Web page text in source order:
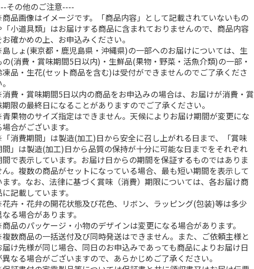
その他のご注意----
品画像はイメージです。「商品内容」として記載されていないもの
「小道具類」はお届けする商品に含まれておりませんので、商品内容
お確かめの上、お申込みください。
しょ(東京都・鹿児島県・沖縄県)の一部へのお届けについては、生
の(消費・賞味期間5日以内)・生鮮品(果物・野菜・活魚介類)の一部・
凍品・生花(セット商品を含む)は受付ができませんのでご了承くださ
費・賞味期間5日以内の商品をお申込みの場合は、お届けが消費・賞
期限の最終日になることがありますのでご了承ください。
果物のサイズ指定はできません。天候によりお届け期間が変更にな
場合がございます。
消費期間」は製造(加工)日から安全に召し上がれる日まで、「賞味
間」は製造(加工)日から品質の保持が十分に可能な日までをそれぞれ
間で表示しています。お届け日からの期間を保証するものではありま
ん。複数の商品がセットになっている場合、最も短い期間を表示して
ます。なお、法律に基づく賞味（消費）期限については、各お届け商
に記載しています。
卉・花弁の開花状態及び花色、リボン、ラッピング(包装)等は多少
なる場合があります。
品のパッケージ・小物のデザインは変更になる場合があります。
数商品の一括送付及び同時発送はできません。また、ご依頼主様と
届け先様が同じ場合、同日のお申込みであっても商品によりお届け日
異なる場合がございますので、あらかじめご了承ください。